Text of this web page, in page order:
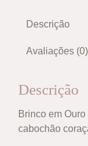
Descrição
Avaliações (0)
Descrição
Brinco em
cabochão